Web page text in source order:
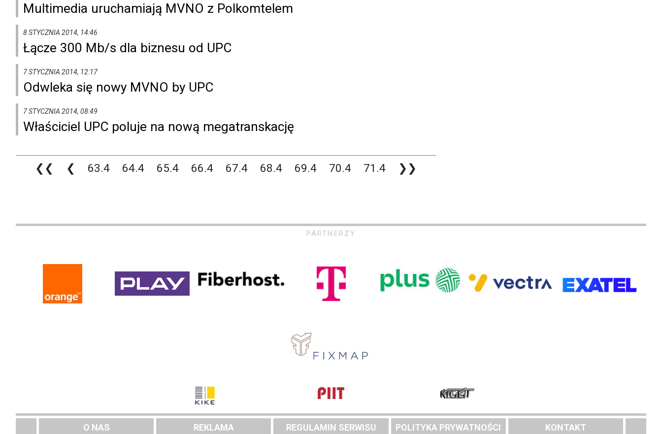
Multimedia uruchamiają MVNO z Polkomtelem
8 STYCZNIA 2014, 14:46
Łącze 300 Mb/s dla biznesu od UPC
7 STYCZNIA 2014, 12:17
Odwleka się nowy MVNO by UPC
7 STYCZNIA 2014, 08:49
Właściciel UPC poluje na nową megatranskację
❮❮ ❮ 63.4 64.4 65.4 66.4 67.4 68.4 69.4 70.4 71.4 ❯❯
PARTNERZY
O NAS REKLAMA REGULAMIN SERWISU POLITYKA PRYWATNOŚCI KONTAKT